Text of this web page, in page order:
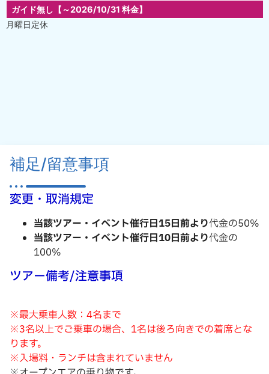
ガイド無し【～2026/10/31 料金】
月曜日定休
補足/留意事項
変更・取消規定
当該ツアー・イベント催行日15日前より代金の50%
当該ツアー・イベント催行日10日前より代金の
100%
ツアー備考/注意事項
※最大乗車人数：4名まで
※3名以上でご乗車の場合、1名は後ろ向きでの着席とな
ります。
※入場料・ランチは含まれていません